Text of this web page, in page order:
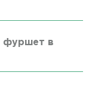
фуршет в